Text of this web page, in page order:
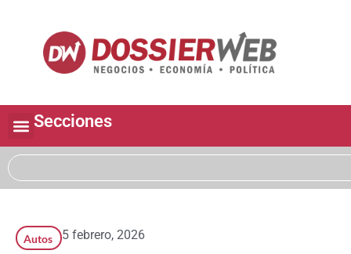
Secciones
Autos 5 febrero, 2026